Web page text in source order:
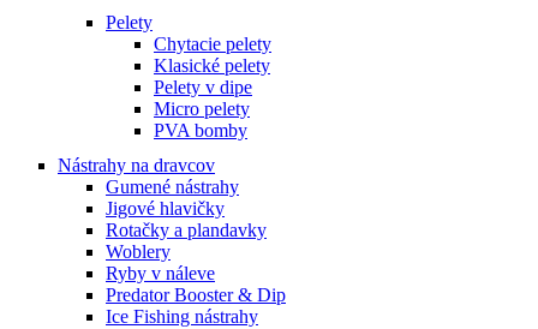
Pelety
Chytacie pelety
Klasické pelety
Pelety v dipe
Micro pelety
PVA bomby
Nástrahy na dravcov
Gumené nástrahy
Jigové hlavičky
Rotačky a plandavky
Woblery
Ryby v náleve
Predator Booster & Dip
Ice Fishing nástrahy